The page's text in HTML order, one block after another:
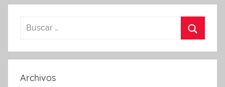
Archivos